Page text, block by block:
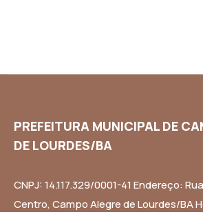
PREFEITURA MUNICIPAL DE
DE LOURDES/BA
CNPJ: 14.117.329/0001-41 Endereço:
Centro, Campo Alegre de Lourdes/BA